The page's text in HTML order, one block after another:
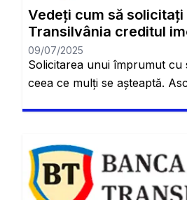
Vedeți cum să solicitați
Transilvânia creditul
09/07/2025
Solicitarea unui împrumut cu
ceea ce mulți se așteaptă.
mai multe. Acest împrumut
permite să obțineți propria
cum probabil ați […]